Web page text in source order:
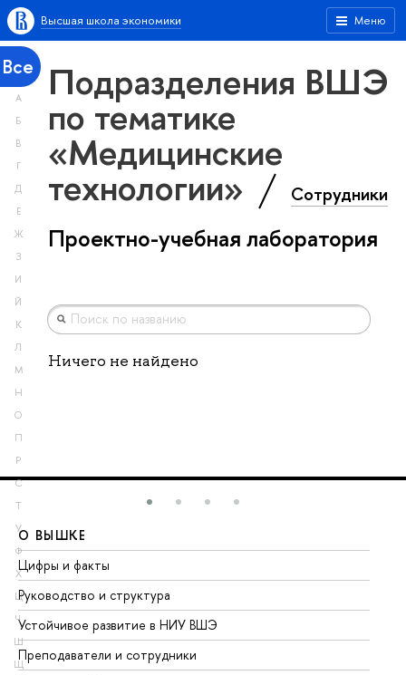
Меню
Высшая школа экономики
Все
А
Б
В
Г
Д
Е
Ж
З
И
Й
К
Л
М
Н
О
П
Р
С
Т
У
Ф
Х
Ц
Ч
Ш
Щ
Подразделения ВШЭ
по тематике
«Медицинские
технологии» Сотрудники
Проектно-учебная лаборатория
Ничего не найдено
О ВЫШКЕ
Цифры и факты
Руководство и структура
Устойчивое развитие в НИУ ВШЭ
Преподаватели и сотрудники